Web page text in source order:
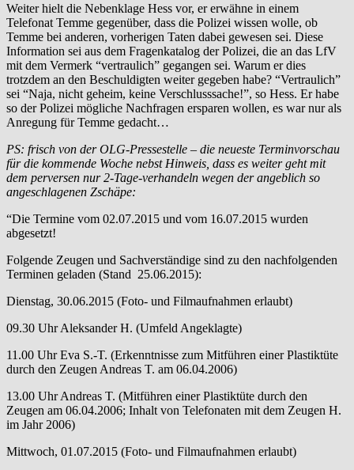
Weiter hielt die Nebenklage Hess vor, er erwähne in einem
Telefonat Temme gegenüber, dass die Polizei wissen wolle, ob
Temme bei anderen, vorherigen Taten dabei gewesen sei. Diese
Information sei aus dem Fragenkatalog der Polizei, die an das LfV
mit dem Vermerk “vertraulich” gegangen sei. Warum er dies
trotzdem an den Beschuldigten weiter gegeben habe? “Vertraulich”
sei “Naja, nicht geheim, keine Verschlusssache!”, so Hess. Er habe
so der Polizei mögliche Nachfragen ersparen wollen, es war nur als
Anregung für Temme gedacht…
PS: frisch von der OLG-Pressestelle – die neueste Terminvorschau
für die kommende Woche nebst Hinweis, dass es weiter geht mit
dem perversen nur 2-Tage-verhandeln wegen der angeblich so
angeschlagenen Zschäpe:
“Die Termine vom 02.07.2015 und vom 16.07.2015 wurden
abgesetzt!
Folgende Zeugen und Sachverständige sind zu den nachfolgenden
Terminen geladen (Stand 25.06.2015):
Dienstag, 30.06.2015 (Foto- und Filmaufnahmen erlaubt)
09.30 Uhr Aleksander H. (Umfeld Angeklagte)
11.00 Uhr Eva S.-T. (Erkenntnisse zum Mitführen einer Plastiktüte
durch den Zeugen Andreas T. am 06.04.2006)
13.00 Uhr Andreas T. (Mitführen einer Plastiktüte durch den
Zeugen am 06.04.2006; Inhalt von Telefonaten mit dem Zeugen H.
im Jahr 2006)
Mittwoch, 01.07.2015 (Foto- und Filmaufnahmen erlaubt)